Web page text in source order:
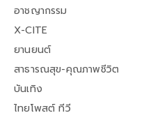
อาชญากรรม
X-CITE
ยานยนต์
สาธารณสุข-คุณภาพชีวิต
บันเทิง
ไทยโพสต์ ทีวี